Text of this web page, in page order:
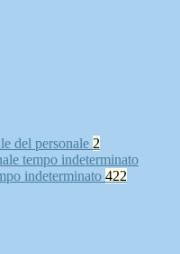
del personale 2
tempo indeterminato
indeterminato 422